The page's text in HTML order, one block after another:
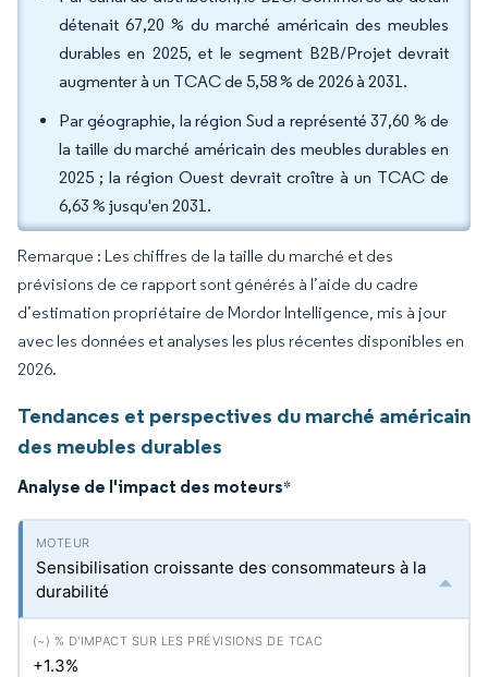
détenait 67,20 % du marché américain des meubles
durables en 2025, et le segment B2B/Projet devrait
augmenter à un TCAC de 5,58 % de 2026 à 2031.
Par géographie, la région Sud a représenté 37,60 % de
la taille du marché américain des meubles durables en
2025 ; la région Ouest devrait croître à un TCAC de
6,63 % jusqu'en 2031.
Remarque : Les chiffres de la taille du marché et des
prévisions de ce rapport sont générés à l’aide du cadre
d’estimation propriétaire de Mordor Intelligence, mis à jour
avec les données et analyses les plus récentes disponibles en
2026.
Tendances et perspectives du marché américain
des meubles durables
Analyse de l'impact des moteurs*
Sensibilisation croissante des consommateurs à la
durabilité
+1.3%